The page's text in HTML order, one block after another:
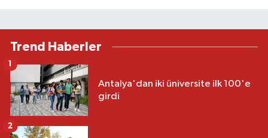
Trend Haberler
Antalya'dan iki üniversite ilk 100'e
girdi
1
2